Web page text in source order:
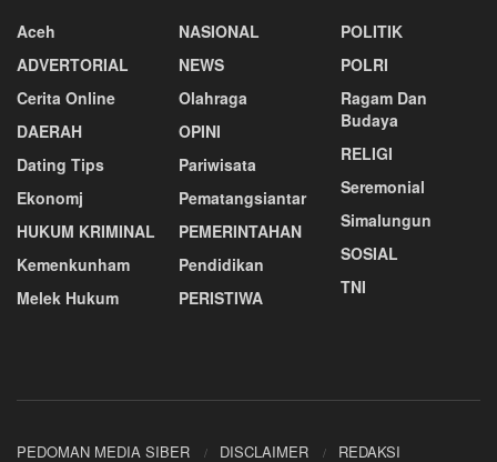
Aceh
ADVERTORIAL
Cerita Online
DAERAH
Dating Tips
Ekonomj
HUKUM KRIMINAL
Kemenkunham
Melek Hukum
NASIONAL
NEWS
Olahraga
OPINI
Pariwisata
Pematangsiantar
PEMERINTAHAN
Pendidikan
PERISTIWA
POLITIK
POLRI
Ragam Dan
Budaya
RELIGI
Seremonial
Simalungun
SOSIAL
TNI
PEDOMAN MEDIA SIBER DISCLAIMER REDAKSI